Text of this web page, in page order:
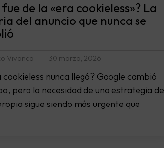
fue de la «era cookieless»? La
del anuncio que nunca se
Vivanco 30 marzo, 2026
cookieless nunca llegó? Google cambió
pero la necesidad de una estrategia de
sigue siendo más urgente que